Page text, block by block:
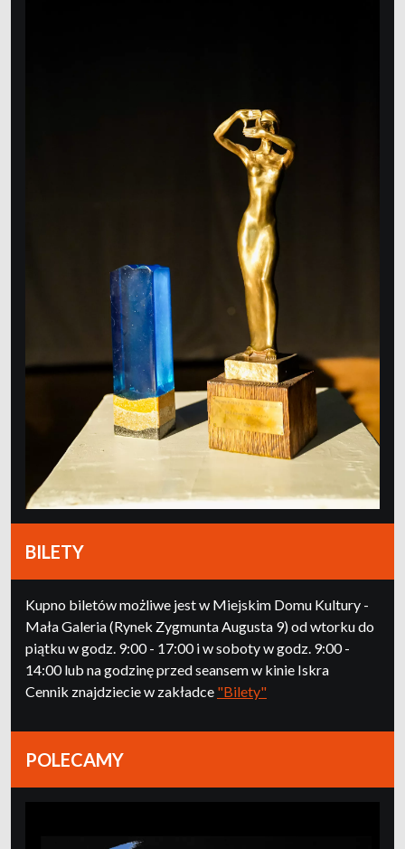
BILETY
Kupno biletów możliwe jest w Miejskim Domu Kultury -
Mała Galeria (Rynek Zygmunta Augusta 9) od wtorku do
piątku w godz. 9:00 - 17:00 i w soboty w godz. 9:00 -
14:00 lub na godzinę przed seansem w kinie Iskra
Cennik znajdziecie w zakładce "Bilety"
POLECAMY